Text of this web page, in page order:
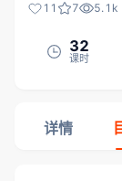
11 7 5.1k
32
课时
详情